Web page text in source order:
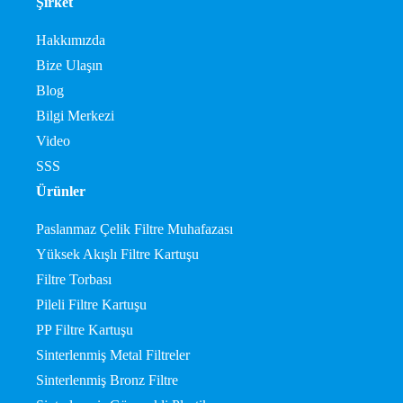
Hakkımızda
Bize Ulaşın
Blog
Bilgi Merkezi
Video
SSS
Ürünler
Paslanmaz Çelik Filtre Muhafazası
Yüksek Akışlı Filtre Kartuşu
Filtre Torbası
Pileli Filtre Kartuşu
PP Filtre Kartuşu
Sinterlenmiş Metal Filtreler
Sinterlenmiş Bronz Filtre